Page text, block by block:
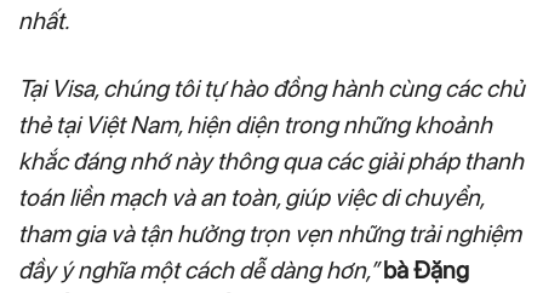
nhất.
Tại Visa, chúng tôi tự hào đồng hành cùng các chủ
thẻ tại Việt Nam, hiện diện trong những khoảnh
khắc đáng nhớ này thông qua các giải pháp thanh
toán liền mạch và an toàn, giúp việc di chuyển,
tham gia và tận hưởng trọn vẹn những trải nghiệm
đầy ý nghĩa một cách dễ dàng hơn,” bà Đặng